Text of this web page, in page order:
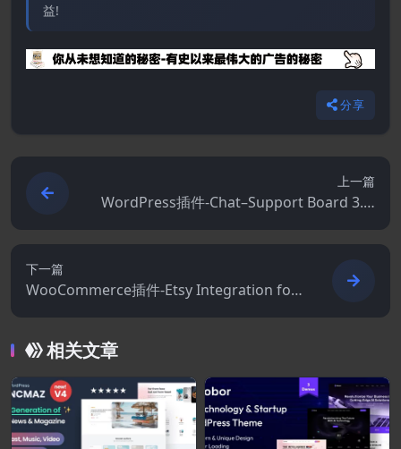
益!
分享
上一篇
WordPress插件-Chat–Support Board 3.8.
下一篇
WooCommerce插件-Etsy Integration for
相关文章